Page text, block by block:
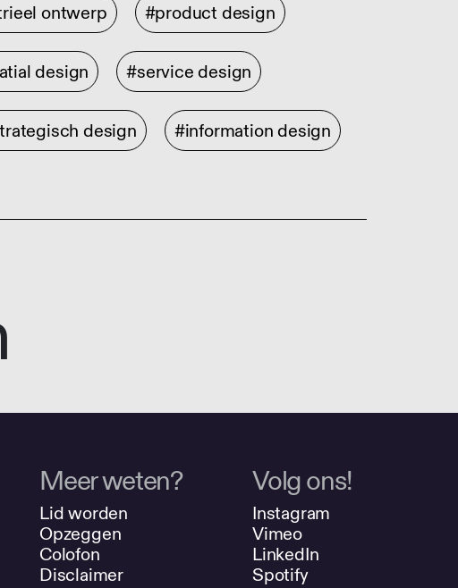
ontwerp #product design
design #service design
design #information design
Meer weten?
Lid worden
Opzeggen
Colofon
Disclaimer
Volg ons!
Instagram
Vimeo
LinkedIn
Spotify